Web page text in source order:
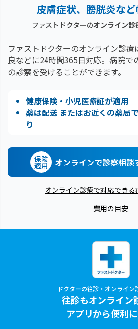
皮膚症状、膀胱炎な
ファストドクターのオンライン診
ファストドクターのオンライン診
良などに24時間365日対応。 病院で
の診察を受けることができます。
健康保険・小児医療証が適用
薬は配送 またはお近くの薬局
り
保険
適用 オンラインで診察相談
オンライン診療で対応できる
費用の目安
ドクターの往診・オンライン
往診もオンライン
アプリから便利